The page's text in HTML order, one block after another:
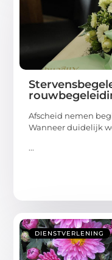
Afscheid nemen
Wanneer duidelijk
...
DIENSTVERLENING